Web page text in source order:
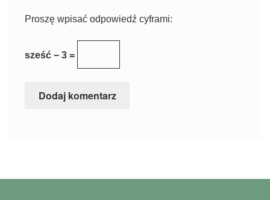
Proszę wpisać odpowiedź cyframi:
sześć − 3 =